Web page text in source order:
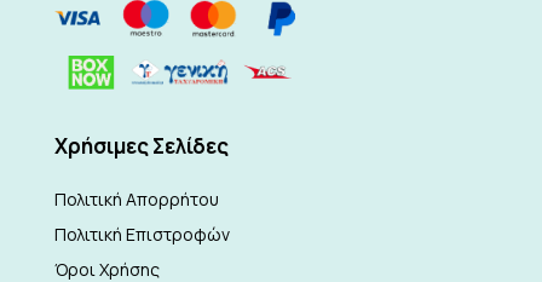
Xρήσιμες Σελίδες
Πολιτική Απορρήτου
Πολιτική Επιστροφών
Όροι Χρήσης